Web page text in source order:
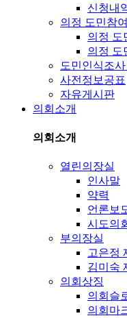
신청내
의정 도민참
의정 도
의정 도
도민인식조
사전정보공표
자유게시판
의회소개
의회소개
열린의장실
인사말
약력
언론보
시도의
부의장실
고은정
김미숙
의회상징
의회슬
의회마